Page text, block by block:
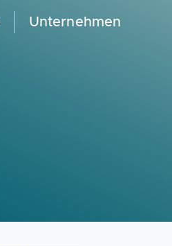
Unternehmen